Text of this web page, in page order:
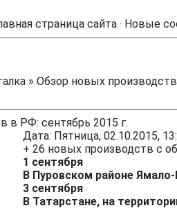
страница сайта · Новые
» Обзор новых
в РФ: сентябрь 2015 г.
Дата: Пятница, 02.10.2015,
+ 26 новых производств с
1 сентября
В Пуровском районе
3 сентября
В Татарстане, на